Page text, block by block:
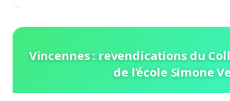
Vincennes : revendications du
de l’école Simone